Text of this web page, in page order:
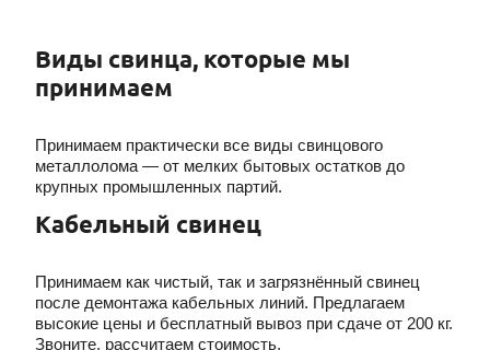
Виды свинца, которые мы
принимаем
Принимаем практически все виды свинцового
металлолома — от мелких бытовых остатков до
крупных промышленных партий.
Кабельный свинец
Принимаем как чистый, так и загрязнённый свинец
после демонтажа кабельных линий. Предлагаем
высокие цены и бесплатный вывоз при сдаче от 200 кг.
Звоните, рассчитаем стоимость.